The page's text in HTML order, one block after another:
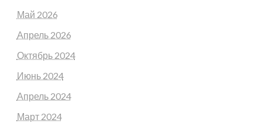
Май 2026
Апрель 2026
Октябрь 2024
Июнь 2024
Апрель 2024
Март 2024